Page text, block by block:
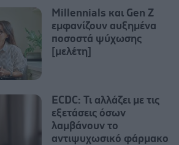
Millennials και Gen Z
εμφανίζουν αυξημένα
ποσοστά ψύχωσης
[μελέτη]
ECDC: Τι αλλάζει με τις
εξετάσεις όσων
λαμβάνουν το
αντιψυχωσικό φάρμακο